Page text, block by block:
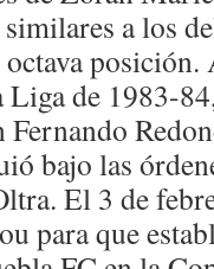
a los
Liga de 1983-
bajo las
El 3 de
para que